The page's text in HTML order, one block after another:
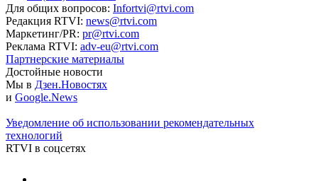
Для общих вопросов: Infortvi@rtvi.com
Редакция RTVI: news@rtvi.com
Маркетинг/PR: pr@rtvi.com
Реклама RTVI: adv-eu@rtvi.com
Партнерские материалы
Достойные новости
Мы в Дзен.Новостях
и Google.News
Уведомление об использовании рекомендательных
технологий
RTVI в соцсетях